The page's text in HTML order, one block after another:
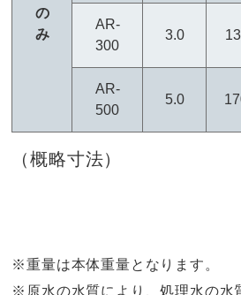
の
み
AR-
300
3.0
AR-
500
5.0
（概略寸法）
※重量は本体重量となります。
※原水の水質により、処理水の水